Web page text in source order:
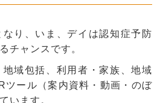
り、いま、デイは認知症予防
チャンスです。
域包括、利用者・家族、地域
ツール（案内資料・動画・のぼ
います。